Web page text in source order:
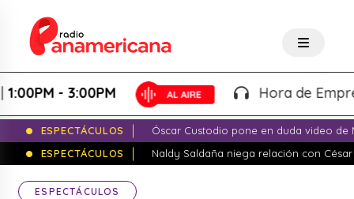
- 3:00PM Hora de
ESPECTÁCULOS
Óscar Custodio pone en duda video de
ESPECTÁCULOS
Naldy Saldaña niega relación con
ESPECTÁCULOS